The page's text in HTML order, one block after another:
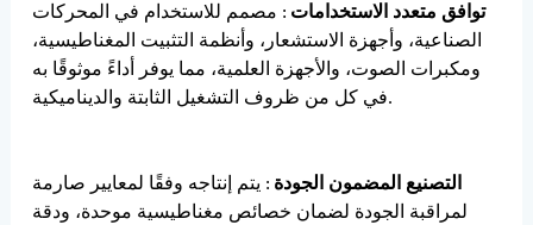
توافق متعدد الاستخدامات : مصمم للاستخدام في المحركات
الصناعية، وأجهزة الاستشعار، وأنظمة التثبيت المغناطيسية،
ومكبرات الصوت، والأجهزة العلمية، مما يوفر أداءً موثوقًا به
في كل من ظروف التشغيل الثابتة والديناميكية.
التصنيع المضمون الجودة : يتم إنتاجه وفقًا لمعايير صارمة
لمراقبة الجودة لضمان خصائص مغناطيسية موحدة، ودقة